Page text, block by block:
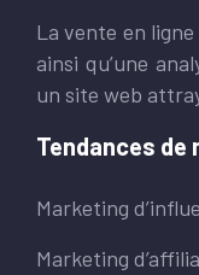
La vente en
ainsi qu’une
un site web
Tendances de
Marketing
Marketing